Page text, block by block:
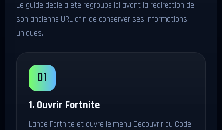
Le guide dedie a ete regroupe ici avant la redirection de
son ancienne URL afin de conserver ses informations
uniques.
1. Ouvrir Fortnite
Lance Fortnite et ouvre le menu Decouvrir ou Code